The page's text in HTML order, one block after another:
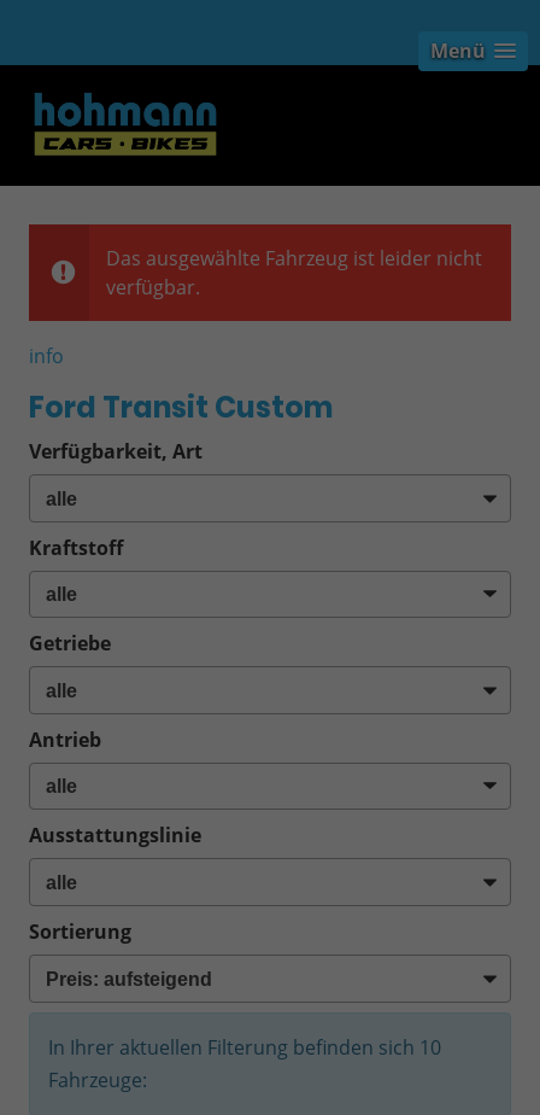
Menü
Das ausgewählte Fahrzeug ist leider nicht
verfügbar.
info
Ford Transit Custom
Verfügbarkeit, Art
Kraftstoff
Getriebe
Antrieb
Ausstattungslinie
Sortierung
In Ihrer aktuellen Filterung befinden sich 10
Fahrzeuge: